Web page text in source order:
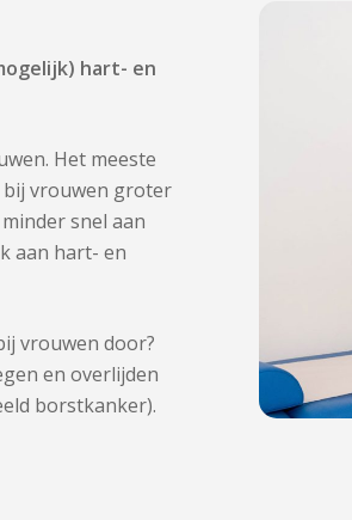
hart- en
Het meeste
vrouwen groter
snel aan
aan hart- en
vrouwen door?
en overlijden
borstkanker).